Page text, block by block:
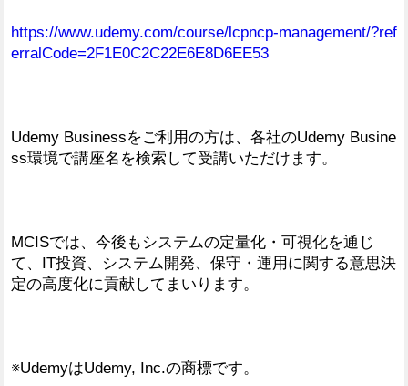
https://www.udemy.com/course/lcpncp-management/?ref
erralCode=2F1E0C2C22E6E8D6EE53
Udemy Businessをご利用の方は、各社のUdemy Busine
ss環境で講座名を検索して受講いただけます。
MCISでは、今後もシステムの定量化・可視化を通じ
て、IT投資、システム開発、保守・運用に関する意思決
定の高度化に貢献してまいります。
※UdemyはUdemy, Inc.の商標です。